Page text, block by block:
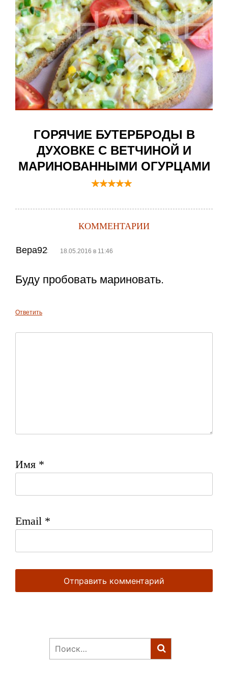
ГОРЯЧИЕ БУТЕРБРОДЫ В
ДУХОВКЕ С ВЕТЧИНОЙ И
МАРИНОВАННЫМИ ОГУРЦАМИ
КОММЕНТАРИИ
Вера92: 18.05.2016 в 11:46
Буду пробовать мариновать.
Ответить
Имя *
Email *
Найти: